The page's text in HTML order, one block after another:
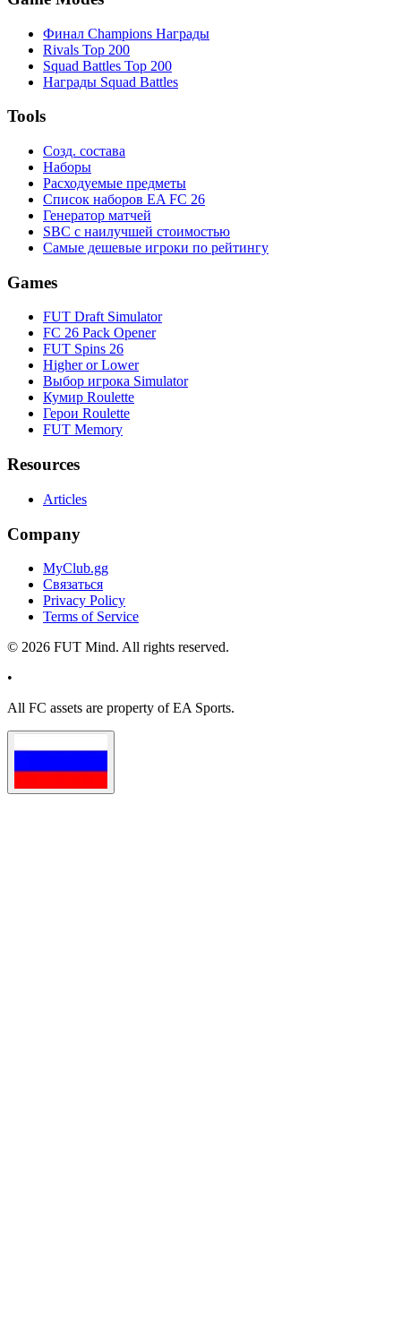
Финал Champions Награды
Rivals Top 200
Squad Battles Top 200
Награды Squad Battles
Tools
Созд. состава
Наборы
Расходуемые предметы
Список наборов EA FC 26
Генератор матчей
SBC с наилучшей стоимостью
Самые дешевые игроки по рейтингу
Games
FUT Draft Simulator
FC 26 Pack Opener
FUT Spins 26
Higher or Lower
Выбор игрока Simulator
Кумир Roulette
Герои Roulette
FUT Memory
Resources
Articles
Company
MyClub.gg
Связаться
Privacy Policy
Terms of Service
© 2026 FUT Mind. All rights reserved.
•
All FC assets are property of EA Sports.